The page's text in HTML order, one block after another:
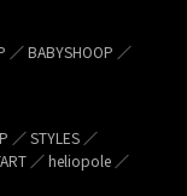
／ BABYSHOOP ／
／ STYLES ／
／ heliopole ／